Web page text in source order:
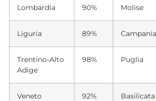
Lombardia 90% Molise
Liguria 89% Campania
Trentino-Alto
Adige
98% Puglia
Veneto 92% Basilicata